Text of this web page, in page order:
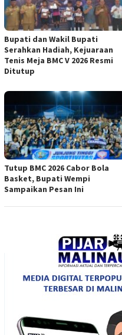
Bupati dan Wakil Bupati
Serahkan Hadiah, Kejuaraan
Tenis Meja BMC V 2026 Resmi
Ditutup
Tutup BMC 2026 Cabor Bola
Basket, Bupati Wempi
Sampaikan Pesan Ini